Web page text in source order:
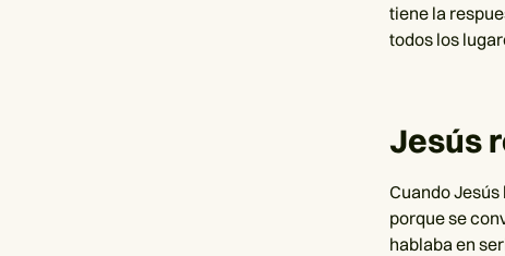
tiene la
todos los
Jesús
Cuando Jesús
porque se
hablaba en